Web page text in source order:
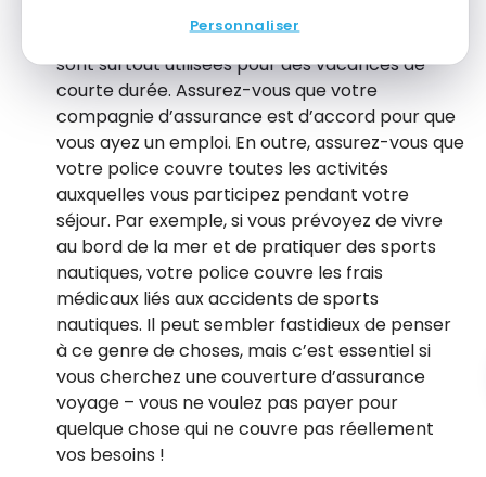
Personnaliser
couvrent que les activités de loisirs, car elles
sont surtout utilisées pour des vacances de
courte durée. Assurez-vous que votre
compagnie d’assurance est d’accord pour que
vous ayez un emploi. En outre, assurez-vous que
votre police couvre toutes les activités
auxquelles vous participez pendant votre
séjour. Par exemple, si vous prévoyez de vivre
au bord de la mer et de pratiquer des sports
nautiques, votre police couvre les frais
médicaux liés aux accidents de sports
nautiques. Il peut sembler fastidieux de penser
à ce genre de choses, mais c’est essentiel si
vous cherchez une couverture d’assurance
voyage – vous ne voulez pas payer pour
quelque chose qui ne couvre pas réellement
vos besoins !